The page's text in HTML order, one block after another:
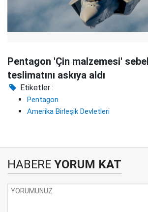
Pentagon 'Çin malzemesi'
teslimatını askıya aldı
Etiketler :
Pentagon
Amerika Birleşik Devletleri
HABERE YORUM KAT